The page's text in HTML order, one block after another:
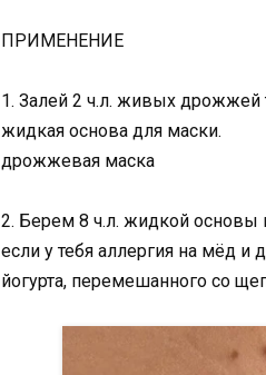
ПРИМЕНЕНИЕ
1. Залей 2 ч.л. живых дрожжей
жидкая основа для маски.
дрожжевая маска
2. Берем 8 ч.л. жидкой основы
если у тебя аллергия на мёд
йогурта, перемешанного со